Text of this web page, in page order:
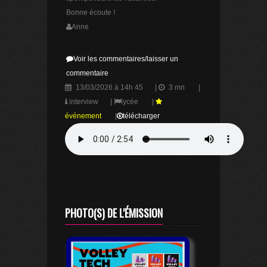
Bonne écoute !
Anne
Voir les commentaires/laisser un
commentaire
13/03/2026 à 14h 45
3 mn
interview
lycée
événement
télécharger
PHOTO(S) DE L'ÉMISSION